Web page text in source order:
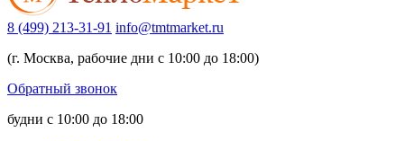
8 (499) 213-31-91 info@tmtmarket.ru
(г. Москва, рабочие дни с 10:00 до 18:00)
Обратный звонок
будни с 10:00 до 18:00